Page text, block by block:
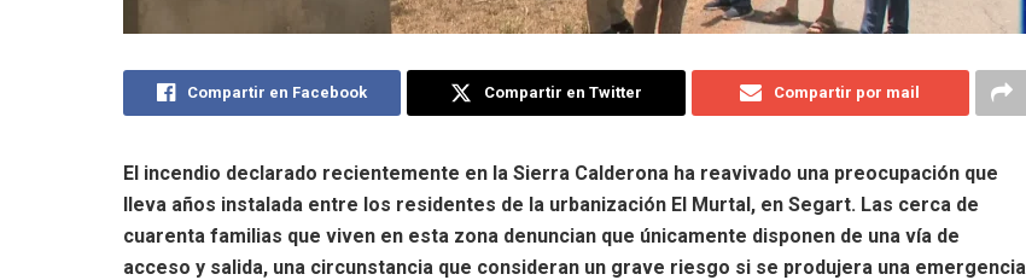
Compartir en Facebook Compartir en Twitter Compartir por mail
El incendio declarado recientemente en la Sierra Calderona ha reavivado una preocupación que
lleva años instalada entre los residentes de la urbanización El Murtal, en Segart. Las cerca de
cuarenta familias que viven en esta zona denuncian que únicamente disponen de una vía de
acceso y salida, una circunstancia que consideran un grave riesgo si se produjera una emergencia